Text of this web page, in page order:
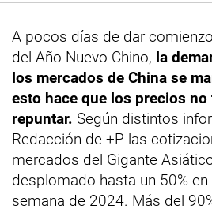
A pocos días de dar
del Año Nuevo Chino, la
los mercados de China se
esto hace que los precios
repuntar. Según distintos
Redacción de +P las
mercados del Gigante
desplomado hasta un 50%
semana de 2024. Más del